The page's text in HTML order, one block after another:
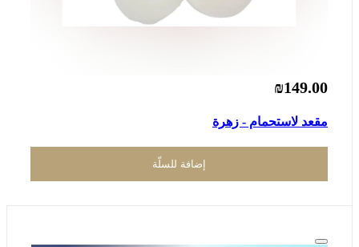
₪149.00
مقعد لاستحمام - زهرة
إضافة للسلّة